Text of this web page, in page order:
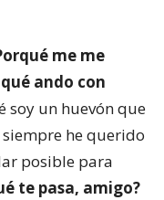
me me
ando con
soy un huevón que
he querido
posible para
te pasa, amigo?